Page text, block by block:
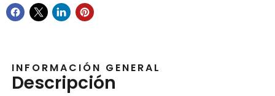
INFORMACIÓN GENERAL
Descripción